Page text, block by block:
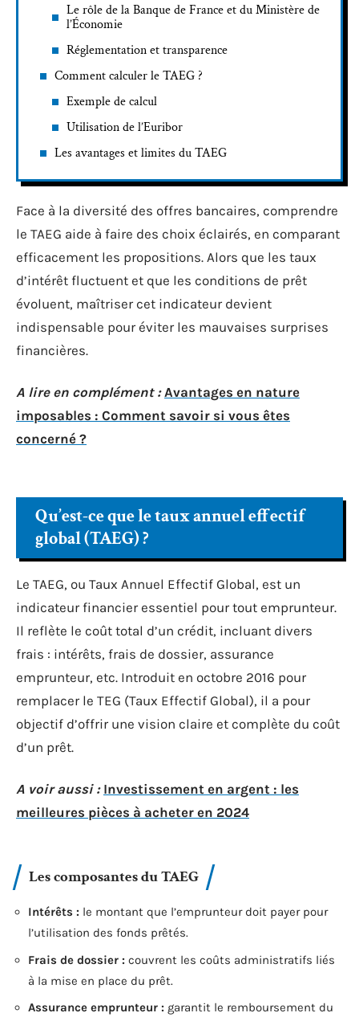
Le rôle de la Banque de France et du Ministère de
l’Économie
Réglementation et transparence
Comment calculer le TAEG ?
Exemple de calcul
Utilisation de l’Euribor
Les avantages et limites du TAEG
Face à la diversité des offres bancaires, comprendre
le TAEG aide à faire des choix éclairés, en comparant
efficacement les propositions. Alors que les taux
d’intérêt fluctuent et que les conditions de prêt
évoluent, maîtriser cet indicateur devient
indispensable pour éviter les mauvaises surprises
financières.
A lire en complément : Avantages en nature
imposables : Comment savoir si vous êtes
concerné ?
Qu’est-ce que le taux annuel effectif
global (TAEG) ?
Le TAEG, ou Taux Annuel Effectif Global, est un
indicateur financier essentiel pour tout emprunteur.
Il reflète le coût total d’un crédit, incluant divers
frais : intérêts, frais de dossier, assurance
emprunteur, etc. Introduit en octobre 2016 pour
remplacer le TEG (Taux Effectif Global), il a pour
objectif d’offrir une vision claire et complète du coût
d’un prêt.
A voir aussi : Investissement en argent : les
meilleures pièces à acheter en 2024
Les composantes du TAEG
Intérêts : le montant que l’emprunteur doit payer pour
l’utilisation des fonds prêtés.
Frais de dossier : couvrent les coûts administratifs liés
à la mise en place du prêt.
Assurance emprunteur : garantit le remboursement du